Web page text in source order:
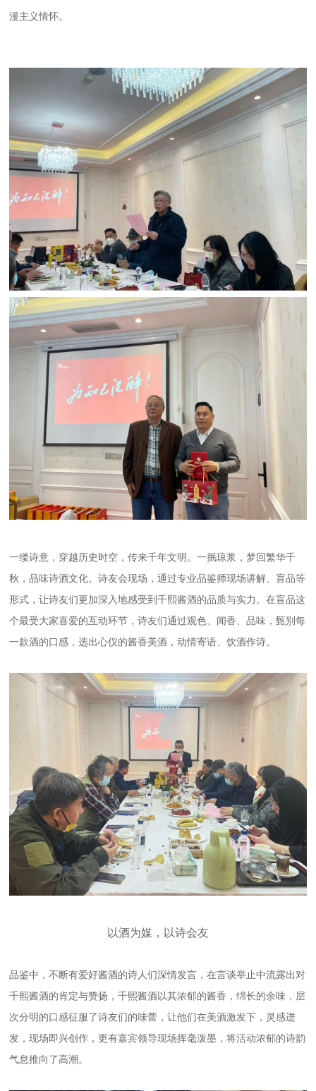
漫主义情怀。
一缕诗意，穿越历史时空，传来千年文明。一抿琼浆，梦回繁华千
秋，品味诗酒文化。诗友会现场，通过专业品鉴师现场讲解、盲品等
形式，让诗友们更加深入地感受到千熙酱酒的品质与实力。在盲品这
个最受大家喜爱的互动环节，诗友们通过观色、闻香、品味，甄别每
一款酒的口感，选出心仪的酱香美酒，动情寄语、饮酒作诗。
以酒为媒，以诗会友
品鉴中，不断有爱好酱酒的诗人们深情发言，在言谈举止中流露出对
千熙酱酒的肯定与赞扬，千熙酱酒以其浓郁的酱香，绵长的余味，层
次分明的口感征服了诗友们的味蕾，让他们在美酒激发下，灵感迸
发，现场即兴创作，更有嘉宾领导现场挥毫泼墨，将活动浓郁的诗韵
气息推向了高潮。